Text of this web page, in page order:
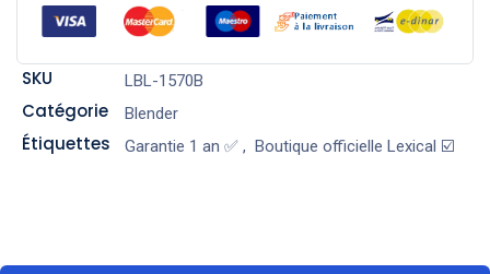
SKU LBL-1570B
Catégorie Blender
Étiquettes Garantie 1 an ✅, Boutique officielle Lexical ☑️